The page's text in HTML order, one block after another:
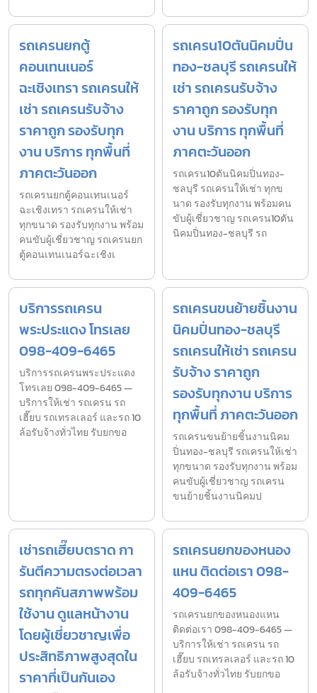
รถเครนยกตู้
คอนเทนเนอร์
ฉะเชิงเทรา รถเครนให้
เช่า รถเครนรับจ้าง
ราคาถูก รองรับทุก
งาน บริการ ทุกพื้นที่
ภาคตะวันออก
รถเครนยกตู้คอนเทนเนอร์
ฉะเชิงเทรา รถเครนให้เช่า
ทุกขนาด รองรับทุกงาน พร้อม
คนขับผู้เชี่ยวชาญ รถเครนยก
ตู้คอนเทนเนอร์ฉะเชิงเ
รถเครน10ตันนิคมปิ่น
ทอง-ชลบุรี รถเครนให้
เช่า รถเครนรับจ้าง
ราคาถูก รองรับทุก
งาน บริการ ทุกพื้นที่
ภาคตะวันออก
รถเครน10ตันนิคมปิ่นทอง-
ชลบุรี รถเครนให้เช่า ทุกข
นาด รองรับทุกงาน พร้อมคน
ขับผู้เชี่ยวชาญ รถเครน10ตัน
นิคมปิ่นทอง-ชลบุรี รถ
บริการรถเครน
พระประแดง โทรเลย
098-409-6465
บริการรถเครนพระประแดง
โทรเลย 098-409-6465 —
บริการให้เช่า รถเครน รถ
เฮี๊ยบ รถเทรลเลอร์ และรถ 10
ล้อรับจ้างทั่วไทย รับยกขอ
รถเครนขนย้ายชิ้นงาน
นิคมปิ่นทอง-ชลบุรี
รถเครนให้เช่า รถเครน
รับจ้าง ราคาถูก
รองรับทุกงาน บริการ
ทุกพื้นที่ ภาคตะวันออก
รถเครนขนย้ายชิ้นงานนิคม
ปิ่นทอง-ชลบุรี รถเครนให้เช่า
ทุกขนาด รองรับทุกงาน พร้อม
คนขับผู้เชี่ยวชาญ รถเครน
ขนย้ายชิ้นงานนิคมป
เช่ารถเฮี๊ยบตราด กา
รันตีความตรงต่อเวลา
รถทุกคันสภาพพร้อม
ใช้งาน ดูแลหน้างาน
โดยผู้เชี่ยวชาญเพื่อ
ประสิทธิภาพสูงสุดใน
ราคาที่เป็นกันเอง
รถเครนยกของหนอง
แหน ติดต่อเรา 098-
409-6465
รถเครนยกของหนองแหน
ติดต่อเรา 098-409-6465 —
บริการให้เช่า รถเครน รถ
เฮี๊ยบ รถเทรลเลอร์ และรถ 10
ล้อรับจ้างทั่วไทย รับยกขอ